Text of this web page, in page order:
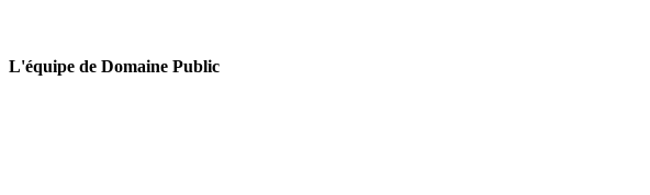
L'équipe de Domaine Public